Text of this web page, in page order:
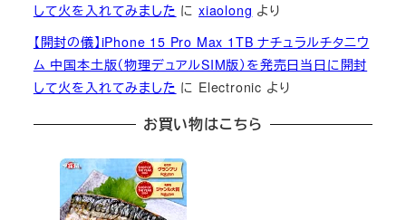
して火を入れてみました にxiaolong より
【開封の儀】iPhone 15 Pro Max 1TB ナチュラルチタニウ
ム 中国本土版（物理デュアルSIM版）を発売日当日に開封
して火を入れてみました に Electronic より
お買い物はこちら